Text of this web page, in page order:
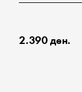
2.390 ден.